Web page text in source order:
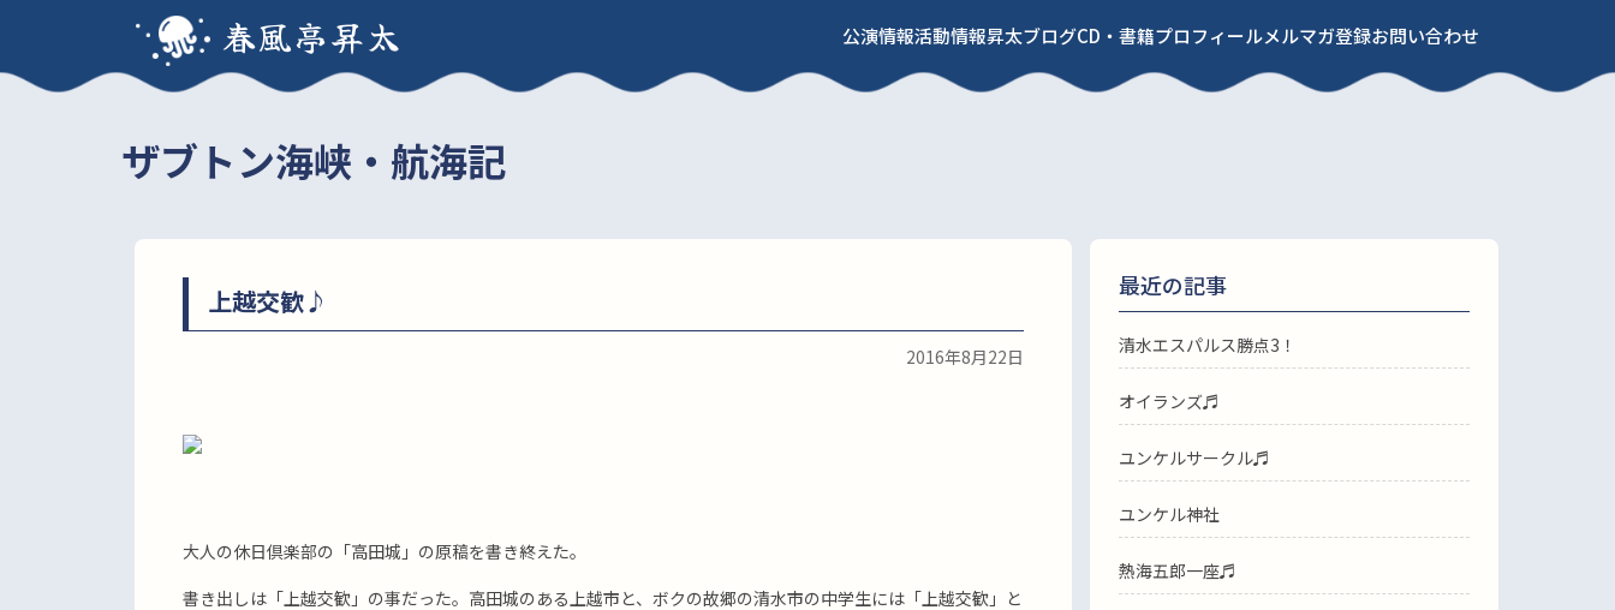
春風亭昇太 公演情報活動情報昇太ブログCD・書籍プロフィールメルマガ登録お問い合わせ
ザブトン海峡・航海記
上越交歓♪
2016年8月22日
大人の休日倶楽部の「高田城」の原稿を書き終えた。
書き出しは「上越交歓」の事だった。高田城のある上越市と、ボクの故郷の清水市の中学生には「上越交歓」と
最近の記事
清水エスパルス勝点3！
オイランズ♬
ユンケルサークル♬
ユンケル神社
熱海五郎一座♬